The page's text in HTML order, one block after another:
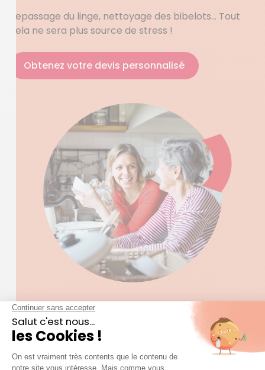
Repassage du linge, nettoyage des bibelots… Tout
cela ne sera plus source de stress !
Obtenez votre devis personnalisé
LE MÉNAGE ET L’ENTRETIEN DE VOTRE
DOMICILE